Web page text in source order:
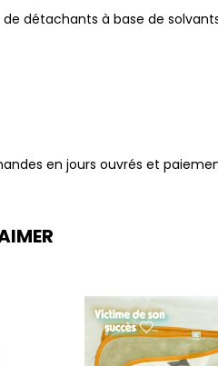
détachants à base de
en jours ouvrés et